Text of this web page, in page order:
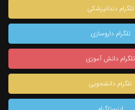
تلگرام دندانپزشکی
تلگرام داروسازی
تلگرام دانش آموزی
تلگرام دانشجویی